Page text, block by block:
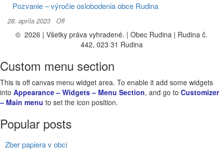
Pozvanie – výročie oslobodenia obce Rudina
28. apríla 2023 Off
© 2026 | Všetky práva vyhradené. | Obec Rudina | Rudina č.
442, 023 31 Rudina
Custom menu section
This is off canvas menu widget area. To enable it add some widgets
into Appearance – Widgets – Menu Section, and go to Customizer
– Main menu to set the icon position.
Popular posts
Zber papiera v obci